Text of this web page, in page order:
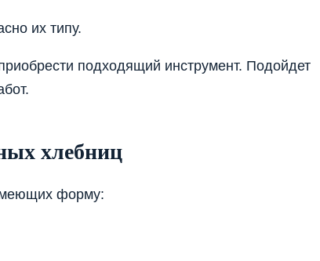
их типу.
подходящий инструмент. Подойдет
хлебниц
форму: